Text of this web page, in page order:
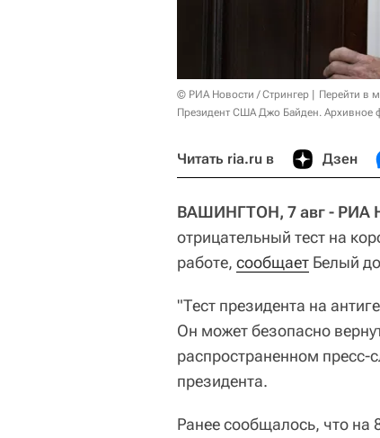
© РИА Новости / Стрингер
Перейти в
Президент США Джо Байден. Архивное
Читать ria.ru в Дзен
ВАШИНГТОН, 7 авг - РИА
отрицательный тест на
работе, сообщает Белый
"Тест президента на
Он может безопасно
распространенном пресс-
президента.
Ранее сообщалось, что на